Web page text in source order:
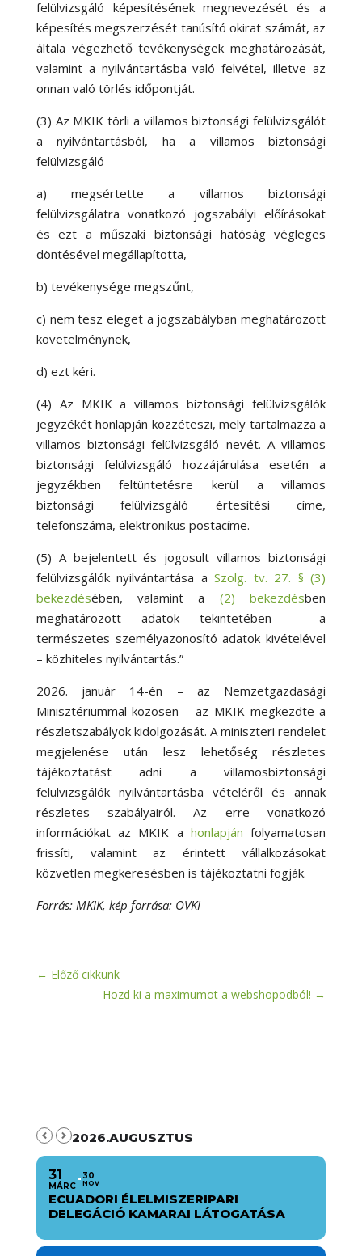
felülvizsgáló képesítésének megnevezését és a
képesítés megszerzését tanúsító okirat számát, az
általa végezhető tevékenységek meghatározását,
valamint a nyilvántartásba való felvétel, illetve az
onnan való törlés időpontját.
(3) Az MKIK törli a villamos biztonsági felülvizsgálót
a nyilvántartásból, ha a villamos biztonsági
felülvizsgáló
a) megsértette a villamos biztonsági
felülvizsgálatra vonatkozó jogszabályi előírásokat
és ezt a műszaki biztonsági hatóság végleges
döntésével megállapította,
b) tevékenysége megszűnt,
c) nem tesz eleget a jogszabályban meghatározott
követelménynek,
d) ezt kéri.
(4) Az MKIK a villamos biztonsági felülvizsgálók
jegyzékét honlapján közzéteszi, mely tartalmazza a
villamos biztonsági felülvizsgáló nevét. A villamos
biztonsági felülvizsgáló hozzájárulása esetén a
jegyzékben feltüntetésre kerül a villamos
biztonsági felülvizsgáló értesítési címe,
telefonszáma, elektronikus postacíme.
(5) A bejelentett és jogosult villamos biztonsági
felülvizsgálók nyilvántartása a Szolg. tv. 27. § (3)
bekezdésében, valamint a (2) bekezdésben
meghatározott adatok tekintetében – a
természetes személyazonosító adatok kivételével
– közhiteles nyilvántartás.”
2026. január 14-én – az Nemzetgazdasági
Minisztériummal közösen – az MKIK megkezdte a
részletszabályok kidolgozását. A miniszteri rendelet
megjelenése után lesz lehetőség részletes
tájékoztatást adni a villamosbiztonsági
felülvizsgálók nyilvántartásba vételéről és annak
részletes szabályairól. Az erre vonatkozó
információkat az MKIK a honlapján folyamatosan
frissíti, valamint az érintett vállalkozásokat
közvetlen megkeresésben is tájékoztatni fogják.
Forrás: MKIK, kép forrása: OVKI
← Előző cikkünk
Hozd ki a maximumot a webshopodból! →
2026.AUGUSZTUS
31
MÁRC
30
NOV
ECUADORI ÉLELMISZERIPARI
DELEGÁCIÓ KAMARAI LÁTOGATÁSA